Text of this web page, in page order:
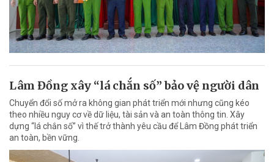
Lâm Đồng xây “lá chắn số” bảo vệ người dân
Chuyển đổi số mở ra không gian phát triển mới nhưng cũng kéo
theo nhiều nguy cơ về dữ liệu, tài sản và an toàn thông tin. Xây
dựng “lá chắn số” vì thế trở thành yêu cầu để Lâm Đồng phát triển
an toàn, bền vững.